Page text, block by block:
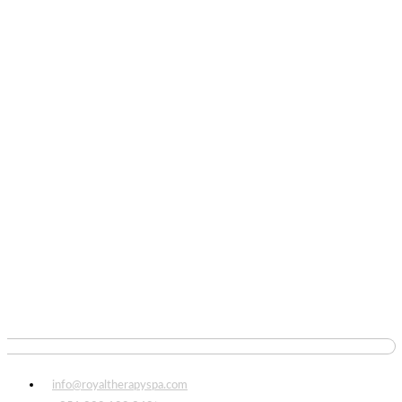
info@royaltherapyspa.com